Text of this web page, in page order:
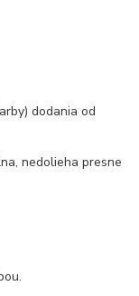
dodania od
nedolieha presne